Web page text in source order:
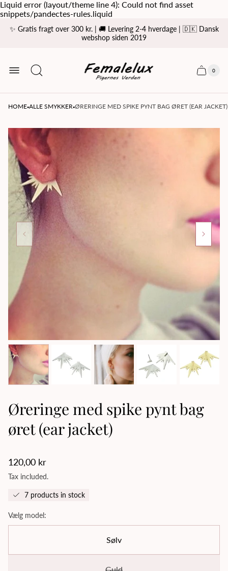
Liquid error (layout/theme line 4): Could not find asset
snippets/pandectes-rules.liquid
✨ Gratis fragt over 300 kr. | 🚚 Levering 2-4 hverdage | 🇩🇰 Dansk
webshop siden 2019
logo
Cart
Cart
0
HOME·ALLE SMYKKER·ØRERINGE MED SPIKE PYNT BAG ØRET (EAR JACKET)
Øreringe med spike pynt bag
øret (ear jacket)
Regular
price
120,00 kr
Tax included.
7 products in stock
Vælg model:
Sølv